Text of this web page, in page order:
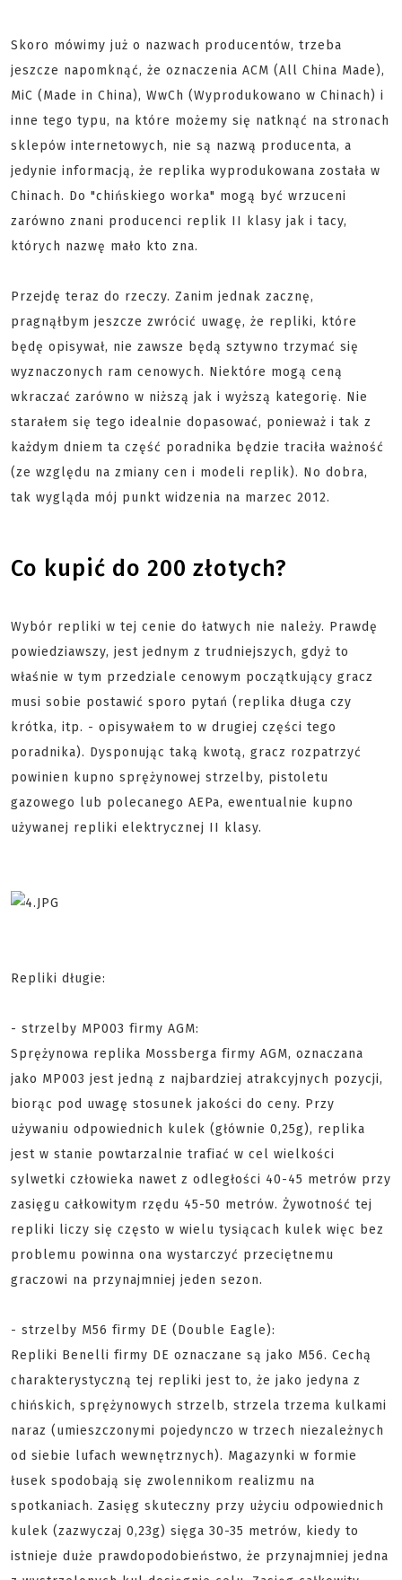
Skoro mówimy już o nazwach producentów, trzeba
jeszcze napomknąć, że oznaczenia ACM (All China Made),
MiC (Made in China), WwCh (Wyprodukowano w Chinach) i
inne tego typu, na które możemy się natknąć na stronach
sklepów internetowych, nie są nazwą producenta, a
jedynie informacją, że replika wyprodukowana została w
Chinach. Do "chińskiego worka" mogą być wrzuceni
zarówno znani producenci replik II klasy jak i tacy,
których nazwę mało kto zna.
Przejdę teraz do rzeczy. Zanim jednak zacznę,
pragnąłbym jeszcze zwrócić uwagę, że repliki, które
będę opisywał, nie zawsze będą sztywno trzymać się
wyznaczonych ram cenowych. Niektóre mogą ceną
wkraczać zarówno w niższą jak i wyższą kategorię. Nie
starałem się tego idealnie dopasować, ponieważ i tak z
każdym dniem ta część poradnika będzie traciła ważność
(ze względu na zmiany cen i modeli replik). No dobra,
tak wygląda mój punkt widzenia na marzec 2012.
Co kupić do 200 złotych?
Wybór repliki w tej cenie do łatwych nie należy. Prawdę
powiedziawszy, jest jednym z trudniejszych, gdyż to
właśnie w tym przedziale cenowym początkujący gracz
musi sobie postawić sporo pytań (replika długa czy
krótka, itp. - opisywałem to w drugiej części tego
poradnika). Dysponując taką kwotą, gracz rozpatrzyć
powinien kupno sprężynowej strzelby, pistoletu
gazowego lub polecanego AEPa, ewentualnie kupno
używanej repliki elektrycznej II klasy.
Repliki długie:
- strzelby MP003 firmy AGM:
Sprężynowa replika Mossberga firmy AGM, oznaczana
jako MP003 jest jedną z najbardziej atrakcyjnych pozycji,
biorąc pod uwagę stosunek jakości do ceny. Przy
używaniu odpowiednich kulek (głównie 0,25g), replika
jest w stanie powtarzalnie trafiać w cel wielkości
sylwetki człowieka nawet z odległości 40-45 metrów przy
zasięgu całkowitym rzędu 45-50 metrów. Żywotność tej
repliki liczy się często w wielu tysiącach kulek więc bez
problemu powinna ona wystarczyć przeciętnemu
graczowi na przynajmniej jeden sezon.
- strzelby M56 firmy DE (Double Eagle):
Repliki Benelli firmy DE oznaczane są jako M56. Cechą
charakterystyczną tej repliki jest to, że jako jedyna z
chińskich, sprężynowych strzelb, strzela trzema kulkami
naraz (umieszczonymi pojedynczo w trzech niezależnych
od siebie lufach wewnętrznych). Magazynki w formie
łusek spodobają się zwolennikom realizmu na
spotkaniach. Zasięg skuteczny przy użyciu odpowiednich
kulek (zazwyczaj 0,23g) sięga 30-35 metrów, kiedy to
istnieje duże prawdopodobieństwo, że przynajmniej jedna